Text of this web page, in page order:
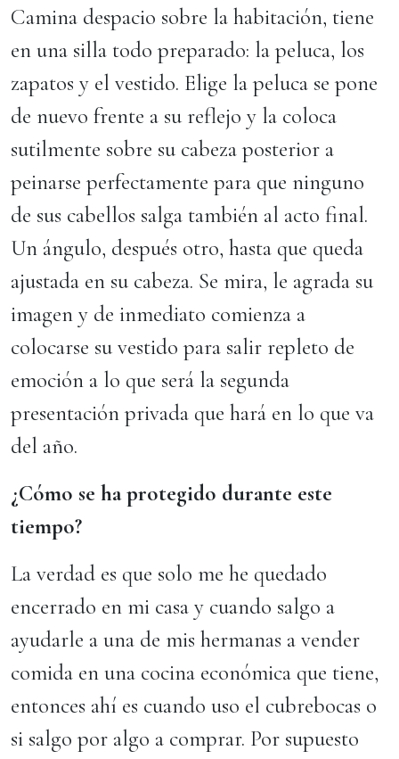
Camina despacio sobre la habitación, tiene
en una silla todo preparado: la peluca, los
zapatos y el vestido. Elige la peluca se pone
de nuevo frente a su reflejo y la coloca
sutilmente sobre su cabeza posterior a
peinarse perfectamente para que ninguno
de sus cabellos salga también al acto final.
Un ángulo, después otro, hasta que queda
ajustada en su cabeza. Se mira, le agrada su
imagen y de inmediato comienza a
colocarse su vestido para salir repleto de
emoción a lo que será la segunda
presentación privada que hará en lo que va
del año.
¿Cómo se ha protegido durante este
tiempo?
La verdad es que solo me he quedado
encerrado en mi casa y cuando salgo a
ayudarle a una de mis hermanas a vender
comida en una cocina económica que tiene,
entonces ahí es cuando uso el cubrebocas o
si salgo por algo a comprar. Por supuesto